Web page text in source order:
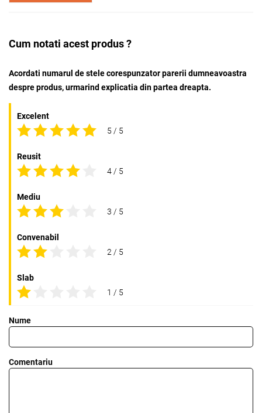
Cum notati acest produs ?
Acordati numarul de stele corespunzator parerii dumneavoastra
despre produs, urmarind explicatia din partea dreapta.
Excelent
5 / 5
Reusit
4 / 5
Mediu
3 / 5
Convenabil
2 / 5
Slab
1 / 5
Nume
Comentariu